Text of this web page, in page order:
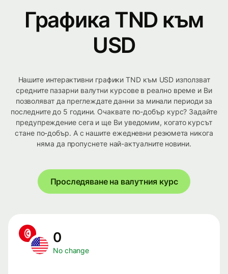
Графика TND към
USD
Нашите интерактивни графики TND към USD използват
средните пазарни валутни курсове в реално време и Ви
позволяват да преглеждате данни за минали периоди за
последните до 5 години. Очаквате по-добър курс? Задайте
предупреждение сега и ще Ви уведомим, когато курсът
стане по-добър. А с нашите ежедневни резюмета никога
няма да пропуснете най-актуалните новини.
Проследяване на валутния курс
0
No change